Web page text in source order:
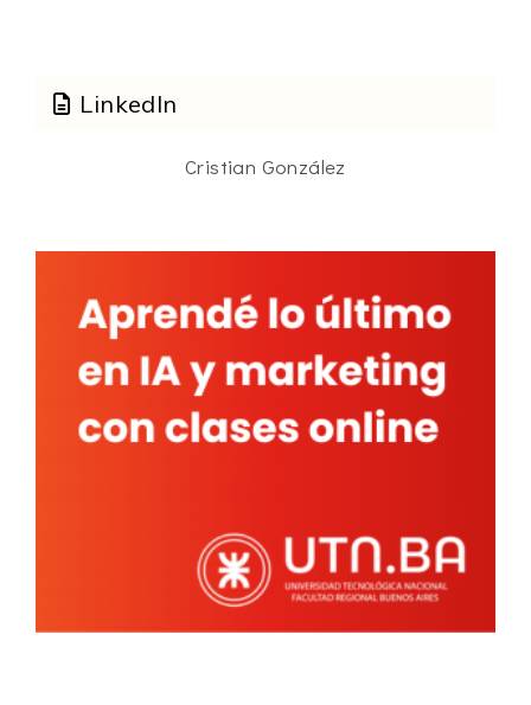
LinkedIn
Cristian González